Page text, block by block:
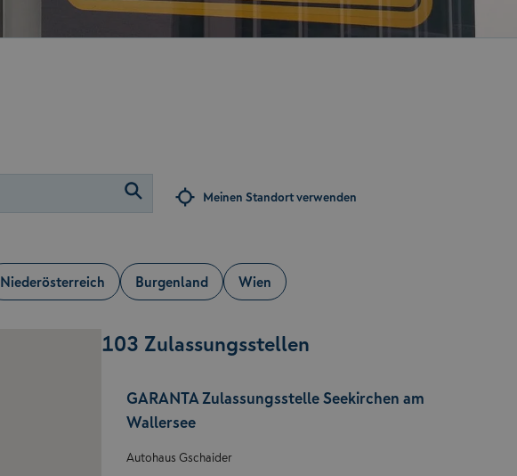
Meinen Standort verwenden
Niederösterreich Burgenland Wien
103 Zulassungsstellen
GARANTA Zulassungsstelle Seekirchen am
Wallersee
Autohaus Gschaider